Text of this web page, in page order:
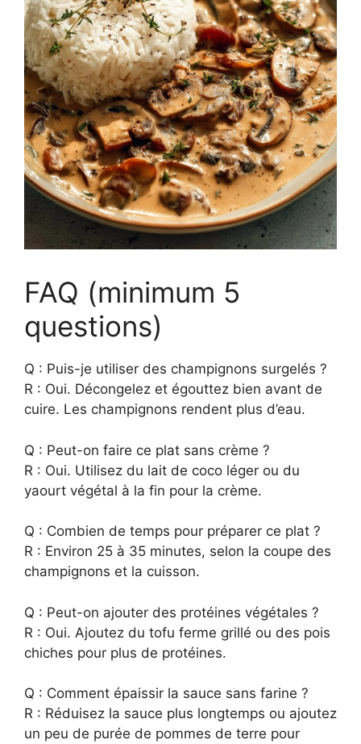
FAQ (minimum 5
questions)
Q : Puis-je utiliser des champignons surgelés ?
R : Oui. Décongelez et égouttez bien avant de
cuire. Les champignons rendent plus d’eau.
Q : Peut-on faire ce plat sans crème ?
R : Oui. Utilisez du lait de coco léger ou du
yaourt végétal à la fin pour la crème.
Q : Combien de temps pour préparer ce plat ?
R : Environ 25 à 35 minutes, selon la coupe des
champignons et la cuisson.
Q : Peut-on ajouter des protéines végétales ?
R : Oui. Ajoutez du tofu ferme grillé ou des pois
chiches pour plus de protéines.
Q : Comment épaissir la sauce sans farine ?
R : Réduisez la sauce plus longtemps ou ajoutez
un peu de purée de pommes de terre pour